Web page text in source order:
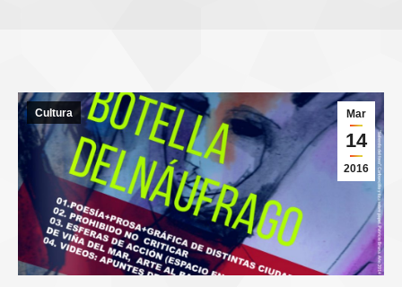
Mar
14
2016
Cultura